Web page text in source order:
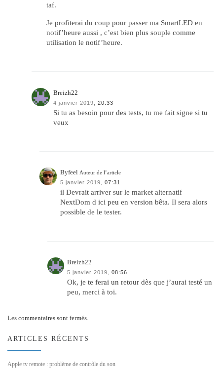
taf.
Je profiterai du coup pour passer ma SmartLED en
notif’heure aussi , c’est bien plus souple comme
utilisation le notif’heure.
Breizh22
4 janvier 2019, 20:33
Si tu as besoin pour des tests, tu me fait signe si tu
veux
Byfeel Auteur de l’article
5 janvier 2019, 07:31
il Devrait arriver sur le market alternatif
NextDom d ici peu en version bêta. Il sera alors
possible de le tester.
Breizh22
5 janvier 2019, 08:56
Ok, je te ferai un retour dès que j’aurai testé un
peu, merci à toi.
Les commentaires sont fermés.
ARTICLES RÉCENTS
Apple tv remote : problème de contrôle du son